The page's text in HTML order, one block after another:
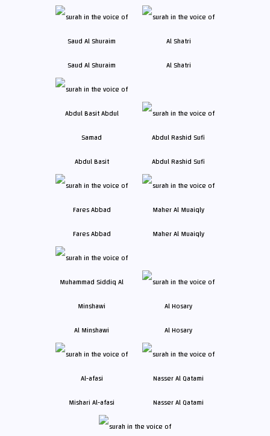
Saud Al Shuraim Al Shatri
Abdul Basit Abdul Rashid Sufi
Fares Abbad Maher Al Muaiqly
Al Minshawi Al Hosary
Mishari Al-afasi Nasser Al Qatami